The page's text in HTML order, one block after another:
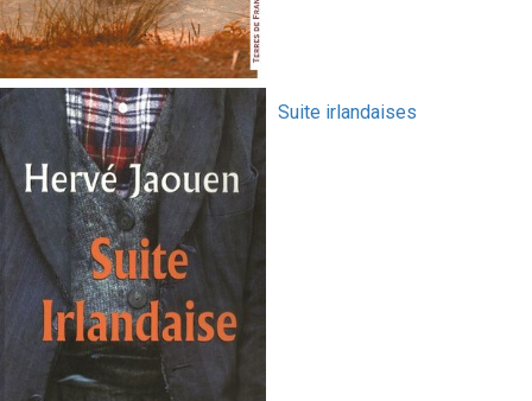
Suite irlandaises